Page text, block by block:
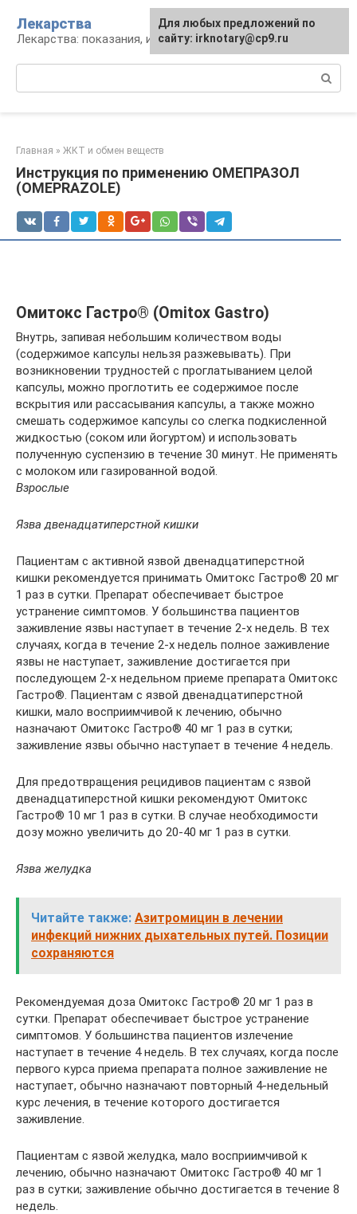
контенту
Лекарства
Лекарства: показания, инструкция, аналоги
Главная » ЖКТ и обмен веществ
Инструкция по применению ОМЕПРАЗОЛ
(OMEPRAZOLE)
Омитокс Гастро® (Omitox Gastro)
Внутрь, запивая небольшим количеством воды
(содержимое капсулы нельзя разжевывать). При
возникновении трудностей с проглатыванием целой
капсулы, можно проглотить ее содержимое после
вскрытия или рассасывания капсулы, а также можно
смешать содержимое капсулы со слегка подкисленной
жидкостью (соком или йогуртом) и использовать
полученную суспензию в течение 30 минут. Не применять
с молоком или газированной водой.
Взрослые
Язва двенадцатиперстной кишки
Пациентам с активной язвой двенадцатиперстной
кишки рекомендуется принимать Омитокс Гастро® 20 мг
1 раз в сутки. Препарат обеспечивает быстрое
устранение симптомов. У большинства пациентов
заживление язвы наступает в течение 2-х недель. В тех
случаях, когда в течение 2-х недель полное заживление
язвы не наступает, заживление достигается при
последующем 2-х недельном приеме препарата Омитокс
Гастро®. Пациентам с язвой двенадцатиперстной
кишки, мало восприимчивой к лечению, обычно
назначают Омитокс Гастро® 40 мг 1 раз в сутки;
заживление язвы обычно наступает в течение 4 недель.
Для предотвращения рецидивов пациентам с язвой
двенадцатиперстной кишки рекомендуют Омитокс
Гастро® 10 мг 1 раз в сутки. В случае необходимости
дозу можно увеличить до 20-40 мг 1 раз в сутки.
Язва желудка
Читайте также: Азитромицин в лечении
инфекций нижних дыхательных путей. Позиции
сохраняются
Рекомендуемая доза Омитокс Гастро® 20 мг 1 раз в
сутки. Препарат обеспечивает быстрое устранение
симптомов. У большинства пациентов излечение
наступает в течение 4 недель. В тех случаях, когда после
первого курса приема препарата полное заживление не
наступает, обычно назначают повторный 4-недельный
курс лечения, в течение которого достигается
заживление.
Пациентам с язвой желудка, мало восприимчивой к
лечению, обычно назначают Омитокс Гастро® 40 мг 1
раз в сутки; заживление обычно достигается в течение 8
недель.
Для любых предложений по
сайту: irknotary@cp9.ru